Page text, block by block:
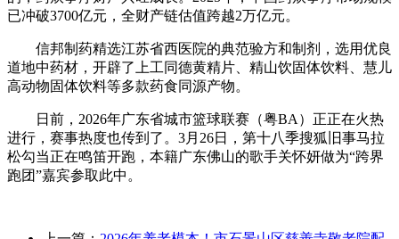
已冲破3700亿元，全财产链估值跨越2万亿元。
信邦制药精选江苏省西医院的典范验方和制剂，选用优良
道地中药材，开辟了上工同德黄精片、精山饮固体饮料、慧儿
高动物固体饮料等多款药食同源产物。
日前，2026年广东省城市篮球联赛（粤BA）正正在火热
进行，赛事热度也传到了。3月26日，第十八季搜狐旧事马拉
松勾当正在鸣笛开跑，本籍广东佛山的歌手关怀妍做为“跨界
跑团”嘉宾参取此中。